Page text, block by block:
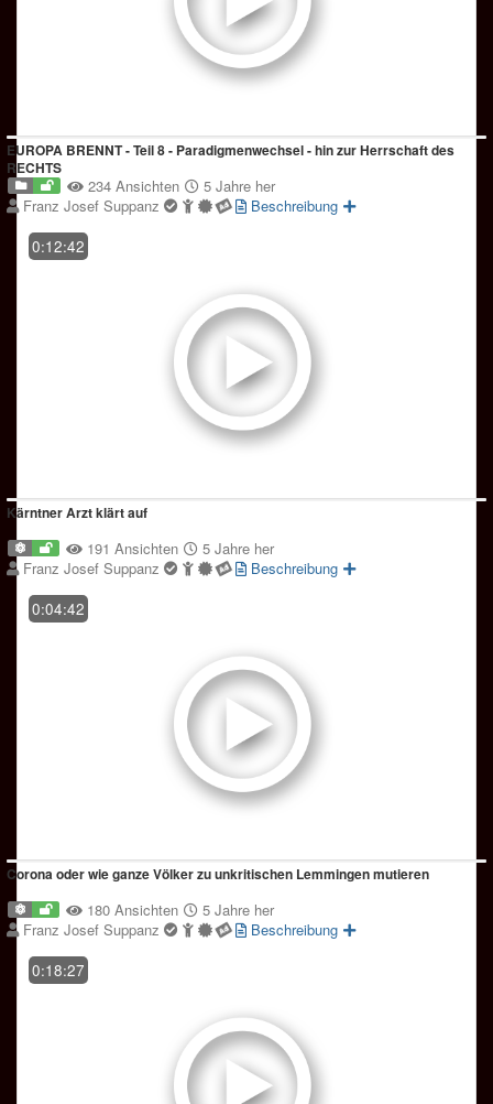
EUROPA BRENNT - Teil 8 - Paradigmenwechsel - hin zur Herrschaft des
RECHTS
234 Ansichten
5 Jahre her
Franz Josef Suppanz
Beschreibung
0:12:42
Kärntner Arzt klärt auf
191 Ansichten
5 Jahre her
Franz Josef Suppanz
Beschreibung
0:04:42
Corona oder wie ganze Völker zu unkritischen Lemmingen mutieren
180 Ansichten
5 Jahre her
Franz Josef Suppanz
Beschreibung
0:18:27